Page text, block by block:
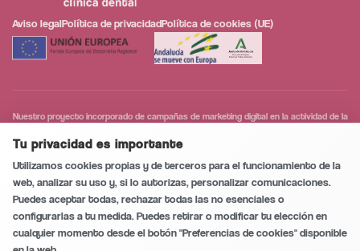
Aviso legalPolítica de privacidadPolítica de cookies (UE)
Nuestro proyecto incorporado de campañas de marketing digital en la actividad de la
modernización digital y a la mejora de la competitividad de las personas trabajadoras
autónomas y microempresas.
Tu privacidad es importante
Utilizamos cookies propias y de terceros para el funcionamiento de la
web, analizar su uso y, si lo autorizas, personalizar comunicaciones.
Puedes aceptar todas, rechazar todas las no esenciales o
configurarlas a tu medida. Puedes retirar o modificar tu elección en
cualquier momento desde el botón "Preferencias de cookies" disponible
Llamar